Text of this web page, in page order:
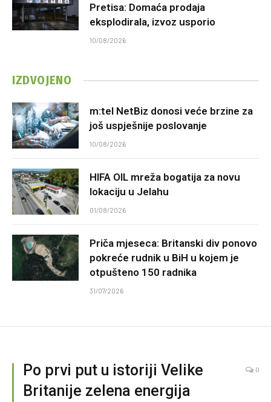
Pretisa: Domaća prodaja
eksplodirala, izvoz usporio
10/08/2026
IZDVOJENO
m:tel NetBiz donosi veće brzine za
još uspješnije poslovanje
10/08/2026
HIFA OIL mreža bogatija za novu
lokaciju u Jelahu
01/08/2026
Priča mjeseca: Britanski div ponovo
pokreće rudnik u BiH u kojem je
otpušteno 150 radnika
31/07/2026
Po prvi put u istoriji Velike
Britanije zelena energija
0